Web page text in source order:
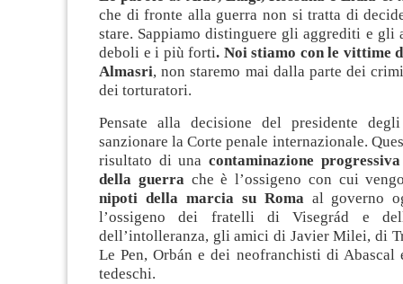
che di fronte alla guerra non si tratta di
stare. Sappiamo distinguere gli aggrediti e gli
deboli e i più forti. Noi stiamo con le vittime
Almasri, non staremo mai dalla parte dei
dei torturatori.
Pensate alla decisione del presidente
sanzionare la Corte penale internazionale.
risultato di una contaminazione
della guerra che è l’ossigeno con cui
nipoti della marcia su Romaal governo
l’ossigeno dei fratelli di Visegrád e
dell’intolleranza, gli amici di Javier Milei, di
Le Pen, Orbán e dei neofranchisti di Abascal
tedeschi.